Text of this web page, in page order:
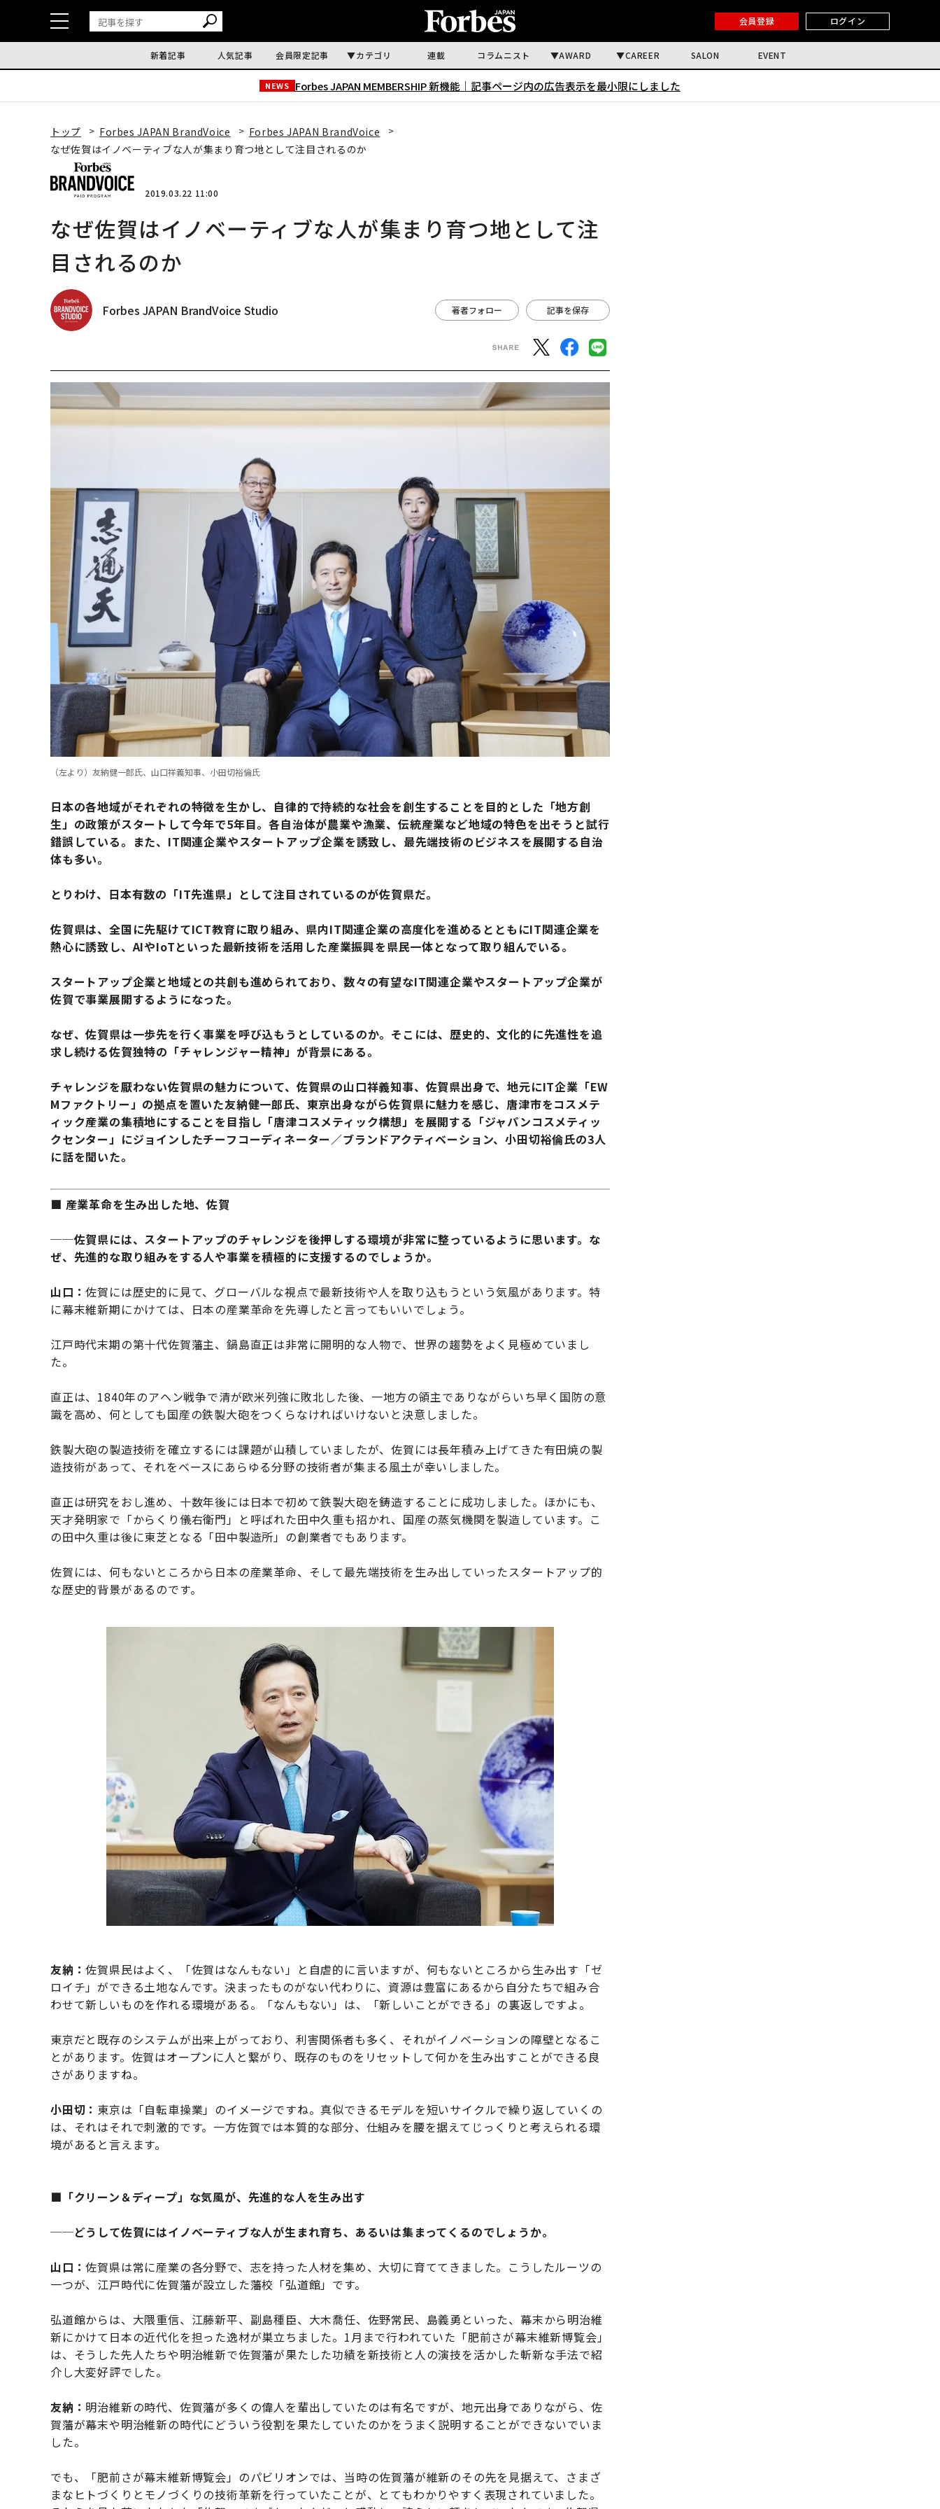
会員登録 ログイン
新着記事 人気記事 会員限定記事 カテゴリ 連載 コラムニスト AWARD CAREER SALON EVENT
NEWS Forbes JAPAN MEMBERSHIP 新機能｜ 記事ページ内の広告表示を最小限にしました
トップ Forbes JAPAN BrandVoice
Forbes JAPAN BrandVoice
なぜ佐賀はイノベーティブな人が集まり育つ地として注目されるのか
2019.03.22 11:00
なぜ佐賀はイノベーティブな人が集まり育つ地として注
目されるのか
Forbes JAPAN BrandVoice Studio 著者フォロー 記事を保存
（左より）友納健一郎氏、山口祥義知事、小田切裕倫氏
日本の各地域がそれぞれの特徴を生かし、自律的で持続的な社会を創生することを目的とした「地方創
生」の政策がスタートして今年で5年目。各自治体が農業や漁業、伝統産業など地域の特色を出そうと試行
錯誤している。また、IT関連企業やスタートアップ企業を誘致し、最先端技術のビジネスを展開する自治
体も多い。
とりわけ、日本有数の「IT先進県」として注目されているのが佐賀県だ。
佐賀県は、全国に先駆けてICT教育に取り組み、県内IT関連企業の高度化を進めるとともにIT関連企業を
熱心に誘致し、AIやIoTといった最新技術を活用した産業振興を県民一体となって取り組んでいる。
スタートアップ企業と地域との共創も進められており、数々の有望なIT関連企業やスタートアップ企業が
佐賀で事業展開するようになった。
なぜ、佐賀県は一歩先を行く事業を呼び込もうとしているのか。そこには、歴史的、文化的に先進性を追
求し続ける佐賀独特の「チャレンジャー精神」が背景にある。
チャレンジを厭わない佐賀県の魅力について、佐賀県の山口祥義知事、佐賀県出身で、地元にIT企業「EW
Mファクトリー」の拠点を置いた友納健一郎氏、東京出身ながら佐賀県に魅力を感じ、唐津市をコスメテ
ィック産業の集積地にすることを目指し「唐津コスメティック構想」を展開する「ジャパンコスメティッ
クセンター」にジョインしたチーフコーディネーター／ブランドアクティベーション、小田切裕倫氏の3人
に話を聞いた。
■ 産業革命を生み出した地、佐賀
──佐賀県には、スタートアップのチャレンジを後押しする環境が非常に整っているように思います。な
ぜ、先進的な取り組みをする人や事業を積極的に支援するのでしょうか。
山口：佐賀には歴史的に見て、グローバルな視点で最新技術や人を取り込もうという気風があります。特
に幕末維新期にかけては、日本の産業革命を先導したと言ってもいいでしょう。
江戸時代末期の第十代佐賀藩主、鍋島直正は非常に開明的な人物で、世界の趨勢をよく見極めていまし
た。
直正は、1840年のアヘン戦争で清が欧米列強に敗北した後、一地方の領主でありながらいち早く国防の意
識を高め、何としても国産の鉄製大砲をつくらなければいけないと決意しました。
鉄製大砲の製造技術を確立するには課題が山積していましたが、佐賀には長年積み上げてきた有田焼の製
造技術があって、それをベースにあらゆる分野の技術者が集まる風土が幸いしました。
直正は研究をおし進め、十数年後には日本で初めて鉄製大砲を鋳造することに成功しました。ほかにも、
天才発明家で「からくり儀右衛門」と呼ばれた田中久重も招かれ、国産の蒸気機関を製造しています。こ
の田中久重は後に東芝となる「田中製造所」の創業者でもあります。
佐賀には、何もないところから日本の産業革命、そして最先端技術を生み出していったスタートアップ的
な歴史的背景があるのです。
友納：佐賀県民はよく、「佐賀はなんもない」と自虐的に言いますが、何もないところから生み出す「ゼ
ロイチ」ができる土地なんです。決まったものがない代わりに、資源は豊富にあるから自分たちで組み合
わせて新しいものを作れる環境がある。「なんもない」は、「新しいことができる」の裏返しですよ。
東京だと既存のシステムが出来上がっており、利害関係者も多く、それがイノベーションの障壁となるこ
とがあります。佐賀はオープンに人と繋がり、既存のものをリセットして何かを生み出すことができる良
さがありますね。
小田切： 東京は「自転車操業」のイメージですね。真似できるモデルを短いサイクルで繰り返していくの
は、それはそれで刺激的です。一方佐賀では本質的な部分、仕組みを腰を据えてじっくりと考えられる環
境があると言えます。
■「クリーン＆ディープ」な気風が、先進的な人を生み出す
──どうして佐賀にはイノベーティブな人が生まれ育ち、あるいは集まってくるのでしょうか。
山口：佐賀県は常に産業の各分野で、志を持った人材を集め、大切に育ててきました。こうしたルーツの
一つが、江戸時代に佐賀藩が設立した藩校「弘道館」です。
弘道館からは、大隈重信、江藤新平、副島種臣、大木喬任、佐野常民、島義勇といった、幕末から明治維
新にかけて日本の近代化を担った逸材が巣立ちました。1月まで行われていた「肥前さが幕末維新博覧会」
は、そうした先人たちや明治維新で佐賀藩が果たした功績を新技術と人の演技を活かした斬新な手法で紹
介し大変好評でした。
友納： 明治維新の時代、佐賀藩が多くの偉人を輩出していたのは有名ですが、地元出身でありながら、佐
賀藩が幕末や明治維新の時代にどういう役割を果たしていたのかをうまく説明することができないでいま
した。
でも、「肥前さが幕末維新博覧会」のパビリオンでは、当時の佐賀藩が維新のその先を見据えて、さまざ
まなヒトづくりとモノづくりの技術革新を行っていたことが、とてもわかりやすく表現されていました。